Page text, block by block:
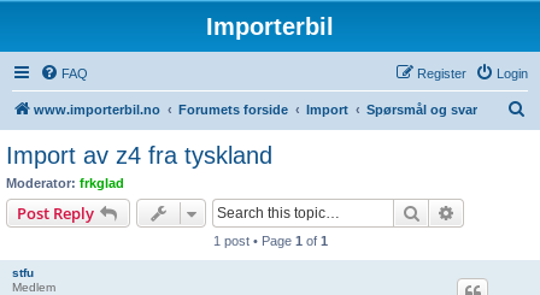
Importerbil
FAQ Login
Register
www.importerbil.no Forumets forside Import Spørsmål og svar
Import av z4 fra tyskland
Moderator: frkglad
Post Reply Search
1 post • Page 1 of 1
stfu
Medlem